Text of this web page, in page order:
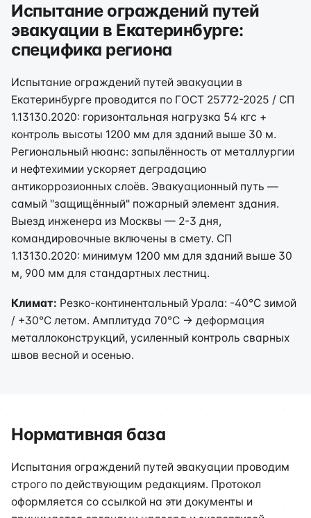
Испытание ограждений путей
эвакуации в Екатеринбурге:
специфика региона
Испытание ограждений путей эвакуации в
Екатеринбурге проводится по ГОСТ 25772-2025 / СП
1.13130.2020: горизонтальная нагрузка 54 кгс +
контроль высоты 1200 мм для зданий выше 30 м.
Региональный нюанс: запылённость от металлургии
и нефтехимии ускоряет деградацию
антикоррозионных слоёв. Эвакуационный путь —
самый "защищённый" пожарный элемент здания.
Выезд инженера из Москвы — 2-3 дня,
командировочные включены в смету. СП
1.13130.2020: минимум 1200 мм для зданий выше 30
м, 900 мм для стандартных лестниц.
Климат: Резко-континентальный Урала: -40°C зимой
/ +30°C летом. Амплитуда 70°C → деформация
металлоконструкций, усиленный контроль сварных
швов весной и осенью.
Нормативная база
Испытания ограждений путей эвакуации проводим
строго по действующим редакциям. Протокол
оформляется со ссылкой на эти документы и